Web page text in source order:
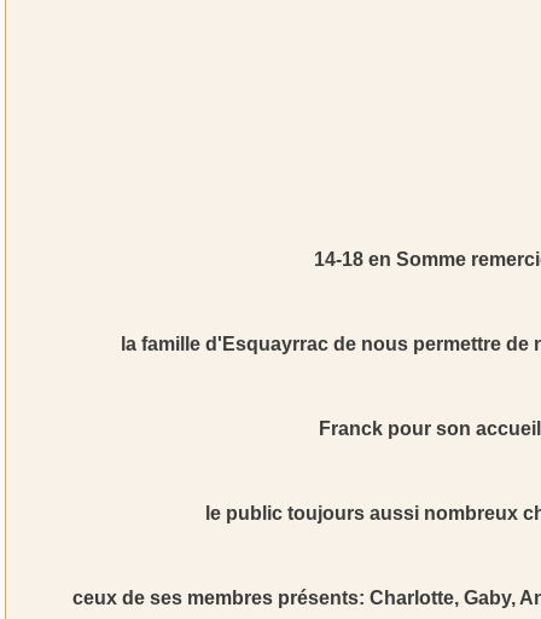
14-18 en Somme
la famille d'Esquayrrac de nous permettre de
Franck pour son
le public toujours aussi nombreux
ceux de ses membres présents: Charlotte, Gaby,